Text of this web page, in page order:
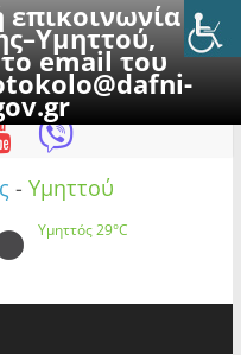
επικοινωνία με
email του
2026
- Υμηττού
Υμηττός29°C